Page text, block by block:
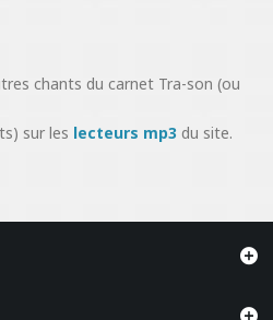
chants du carnet Tra-son (ou
sur les lecteurs mp3 du site.